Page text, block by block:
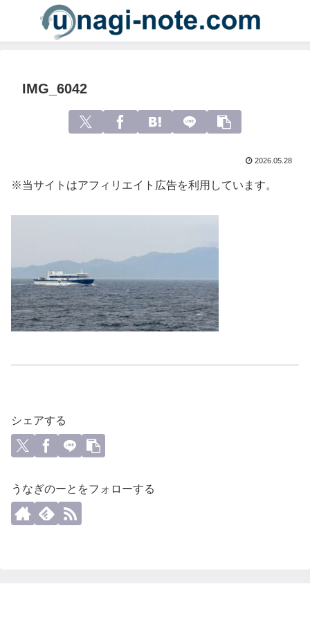
IMG_6042
2026.05.28
※当サイトはアフィリエイト広告を利用しています。
シェアする
うなぎのーとをフォローする